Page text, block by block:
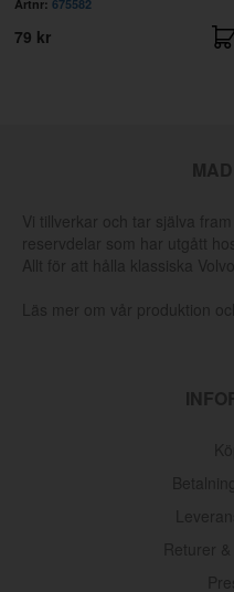
Artnr: 675582
79 kr